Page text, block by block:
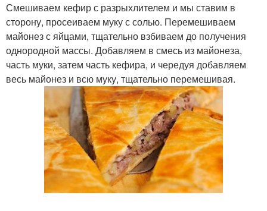
Смешиваем кефир с разрыхлителем и мы ставим в
сторону, просеиваем муку с солью. Перемешиваем
майонез с яйцами, тщательно взбиваем до получения
однородной массы. Добавляем в смесь из майонеза,
часть муки, затем часть кефира, и чередуя добавляем
весь майонез и всю муку, тщательно перемешивая.